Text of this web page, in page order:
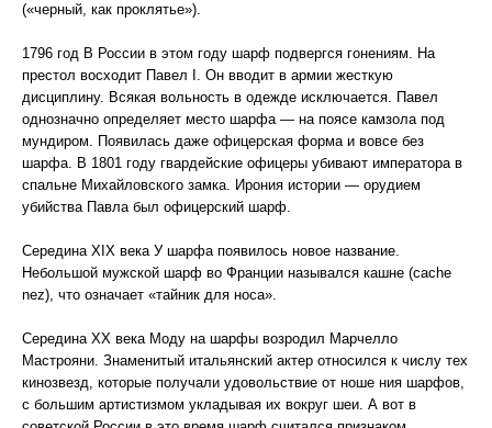
(«черный, как проклятье»).
1796 год В России в этом году шарф подвергся гонениям. На
престол восходит Павел I. Он вводит в армии жесткую
дисциплину. Всякая вольность в одежде исключается. Павел
однозначно определяет место шарфа — на поясе камзола под
мундиром. Появилась даже офицерская форма и вовсе без
шарфа. В 1801 году гвардейские офицеры убивают императора в
спальне Михайловского замка. Ирония истории — орудием
убийства Павла был офицерский шарф.
Середина XIX века У шарфа появилось новое название.
Небольшой мужской шарф во Франции назывался кашне (сache
nez), что означает «тайник для носа».
Середина XX века Моду на шарфы возродил Марчелло
Мастрояни. Знаменитый итальянский актер относился к числу тех
кинозвезд, которые получали удовольствие от ноше ния шарфов,
с большим артистизмом укладывая их вокруг шеи. А вот в